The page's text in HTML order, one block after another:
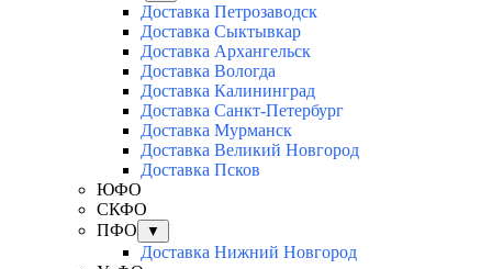
Доставка Петрозаводск
Доставка Сыктывкар
Доставка Архангельск
Доставка Вологда
Доставка Калининград
Доставка Санкт-Петербург
Доставка Мурманск
Доставка Великий Новгород
Доставка Псков
ЮФО
СКФО
ПФО
▼
Доставка Нижний Новгород